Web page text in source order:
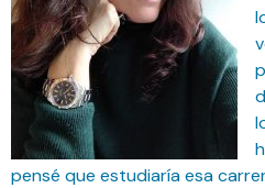
pensé que estudiaría esa